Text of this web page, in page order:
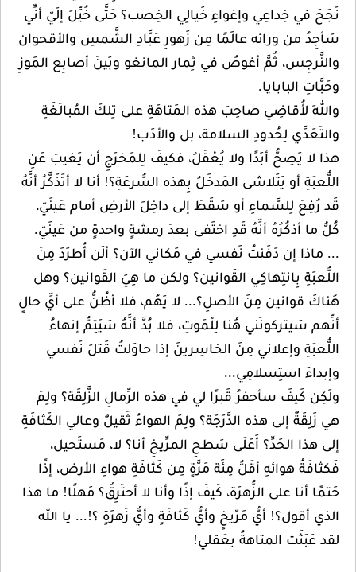
نَجَحَ في خِداعِي وإغواءِ خَيالِي الخِصب؟ حَتَّى خُيِّلَ إلَيّ أنِّي
سَأجِدُ من ورائه عالَمًا مِن زَهورِ عَبَّادِ الشَّمسِ والأقحوان
والنَّرجِس، ثُمَّ أغوصُ في ثِمار المانغو وبَينَ أصابِع المَوزِ
وحَبَّاتِ البابايا.
واللهِ لأُقاضِي صاحِبَ هذه المَتاهَةِ على تِلكَ المُبالَغَةِ
والتَعَدِّي لِحُدودِ السلامة، بل والأدَب!
هذا لا يَصِحُّ أبَدًا ولا يُعْقَلُ، فكيفَ لِلمَخرَجِ أن يَغيبَ عَنِ
اللُّعبَةِ أو يَتَلاشى المَدخَلُ بِهذه السُّرعَةِ؟! أنا لا أتَذَكَّرُ أنَّهُ
قَد رُفِعَ لِلسَّماءِ أو سَقَطَ إلى داخِلَ الأرضِ أمام عَينَيّ،
كُلُّ ما أذكُرُهُ أنِّهُ قَدِ اختَفى بعدَ رمشةٍ واحدةٍ من عَينَيّ.
... ماذا إن دَفَنتُ نَفسي في مَكاني الآن؟ ألَن أُطرَدَ مِنَ
اللُّعبَةِ بِانتِهاكِي القَوانين؟ ولكن ما هِيَ القَوانين؟ وهل
هُناكَ قوانين مِنَ الأصلِ؟... لا يَهُم، فلا أظُنُّ على أيِّ حالٍ
أنِّهم سَيتركونَني هُنا لِلْمَوتِ، فلا بُدَّ أنَّهُ سَيَتِمُّ إنهاءُ
اللُّعبَةِ وإعلاني مِنَ الخاسِرينَ إذا حاوَلتُ قَتلَ نَفسي
وإبداءَ استِسلامِي...
ولَكِن كَيفَ سأحفرُ قَبرًا لي في هذه الرِّمالِ الزَّلِقَة؟ ولِمَ
هي زَلِقَةٌ إلى هذه الدَّرَجَة؟ ولِمَ الهواءُ ثَقيلٌ وعالي الكَثافَةِ
إلى هذا الحَدِّ؟ أَعَلَى سَطحِ المرِّيخِ أنا؟ لا، مَستَحيل،
فَكثافَةُ هوائهِ أقَلُّ مِئَة مَرَّةٍ مِن كَثافَةِ هواءِ الأرض، إذًا
حَتمًا أنا على الزُّهرَة، كَيفَ إذًا وأنا لا أحتَرِقُ؟ مَهلًا! ما هذا
الذي أقول؟! أيُّ مَرّيخٍ وأيُّ كَثافَةٍ وأيُّ زَهرَةٍ ؟!... يا الله
لقد عَبَثَت المتاهةُ بعَقلي!